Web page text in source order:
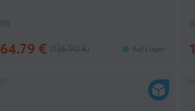
(0)
64.79 € Auf Lager